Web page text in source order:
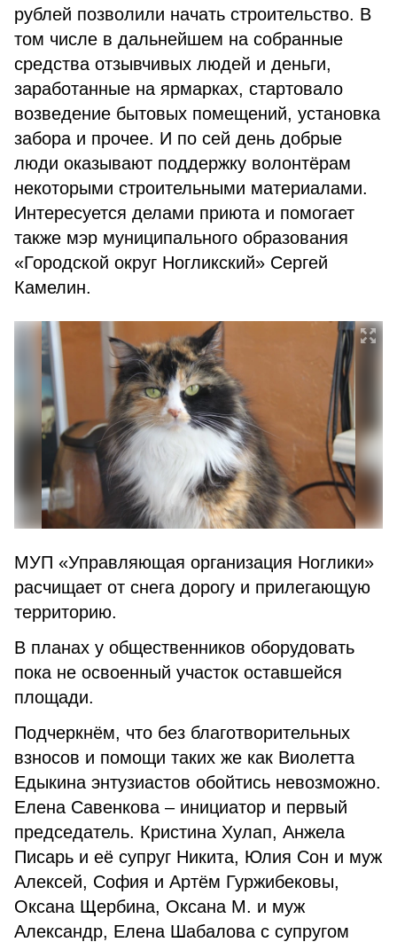
рублей позволили начать строительство. В
том числе в дальнейшем на собранные
средства отзывчивых людей и деньги,
заработанные на ярмарках, стартовало
возведение бытовых помещений, установка
забора и прочее. И по сей день добрые
люди оказывают поддержку волонтёрам
некоторыми строительными материалами.
Интересуется делами приюта и помогает
также мэр муниципального образования
«Городской округ Ногликский» Сергей
Камелин.
МУП «Управляющая организация Ноглики»
расчищает от снега дорогу и прилегающую
территорию.
В планах у общественников оборудовать
пока не освоенный участок оставшейся
площади.
Подчеркнём, что без благотворительных
взносов и помощи таких же как Виолетта
Едыкина энтузиастов обойтись невозможно.
Елена Савенкова – инициатор и первый
председатель. Кристина Хулап, Анжела
Писарь и её супруг Никита, Юлия Сон и муж
Алексей, София и Артём Гуржибековы,
Оксана Щербина, Оксана М. и муж
Александр, Елена Шабалова с супругом